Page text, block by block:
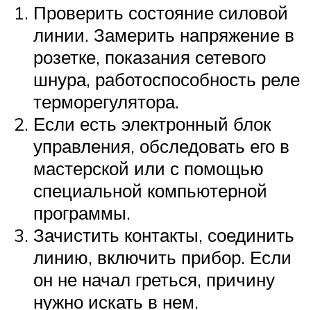
Проверить состояние силовой
линии. Замерить напряжение в
розетке, показания сетевого
шнура, работоспособность реле
терморегулятора.
Если есть электронный блок
управления, обследовать его в
мастерской или с помощью
специальной компьютерной
программы.
Зачистить контакты, соединить
линию, включить прибор. Если
он не начал греться, причину
нужно искать в нем.